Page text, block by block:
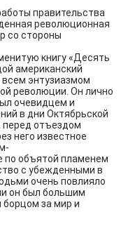
правительства
революционная
со стороны
книгу «Десять
американский
энтузиазмом
революции. Он лично
очевидцем и
в дни Октябрьской
перед отъездом
него известное
по объятой пламенем
с убежденными в
очень повлияло
он был большим
борцом за мир и